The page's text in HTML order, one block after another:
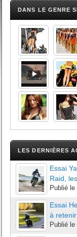
DANS LE GENRE
LES DERNIÈRES
Essai
Raid,
Publié le
Essai
à retenir
Publié le